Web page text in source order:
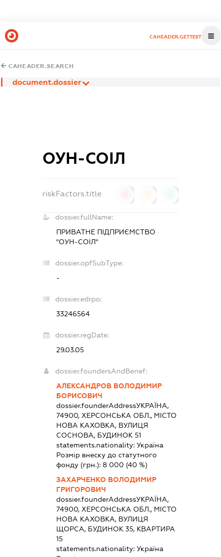
CAHEADER.GETTEST
CAHEADER.SEARCH
document.dossier
ОУН-СОІЛ
riskFactors.title
dossier.fullName:
ПРИВАТНЕ ПІДПРИЄМСТВО
"ОУН-СОІЛ"
dossier.opfSubType:
-
dossier.edrpo:
33246564
dossier.regDate:
29.03.05
dossier.foundersAndBenef:
АЛЕКСАНДРОВ ВОЛОДИМИР
БОРИСОВИЧ
dossier.founderAddressУКРАЇНА,
74900, ХЕРСОНСЬКА ОБЛ., МІСТО
НОВА КАХОВКА, ВУЛИЦЯ
СОСНОВА, БУДИНОК 51
statements.nationality: Україна
Розмір внеску до статутного
фонду (грн.): 8 000 (40 %)
ЗАХАРЧЕНКО ВОЛОДИМИР
ГРИГОРОВИЧ
dossier.founderAddressУКРАЇНА,
74900, ХЕРСОНСЬКА ОБЛ., МІСТО
НОВА КАХОВКА, ВУЛИЦЯ
ЩОРСА, БУДИНОК 35, КВАРТИРА
15
statements.nationality: Україна